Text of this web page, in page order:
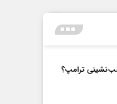
ترامپ؟